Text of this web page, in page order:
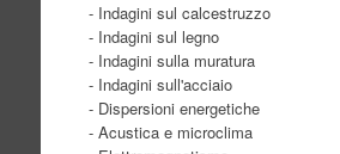
- Indagini sul calcestruzzo
- Indagini sul legno
- Indagini sulla muratura
- Indagini sull'acciaio
- Dispersioni energetiche
- Acustica e microclima